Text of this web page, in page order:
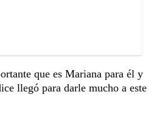
que es Mariana para él y
llegó para darle mucho a este